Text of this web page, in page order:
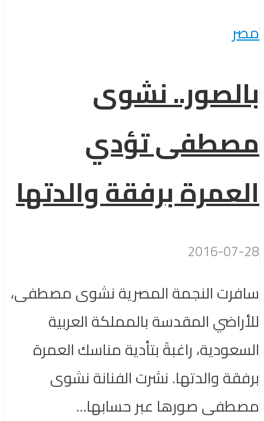
مصر
بالصور.. نشوى
مصطفى تؤدي
العمرة برفقة والدتها
2016-07-28
سافرت النجمة المصرية نشوى مصطفى،
للأراضي المقدسة بالمملكة العربية
السعودية، راغبةً بتأدية مناسك العمرة
برفقة والدتها. نشرت الفنانة نشوى
مصطفى صورها عبر حسابها...